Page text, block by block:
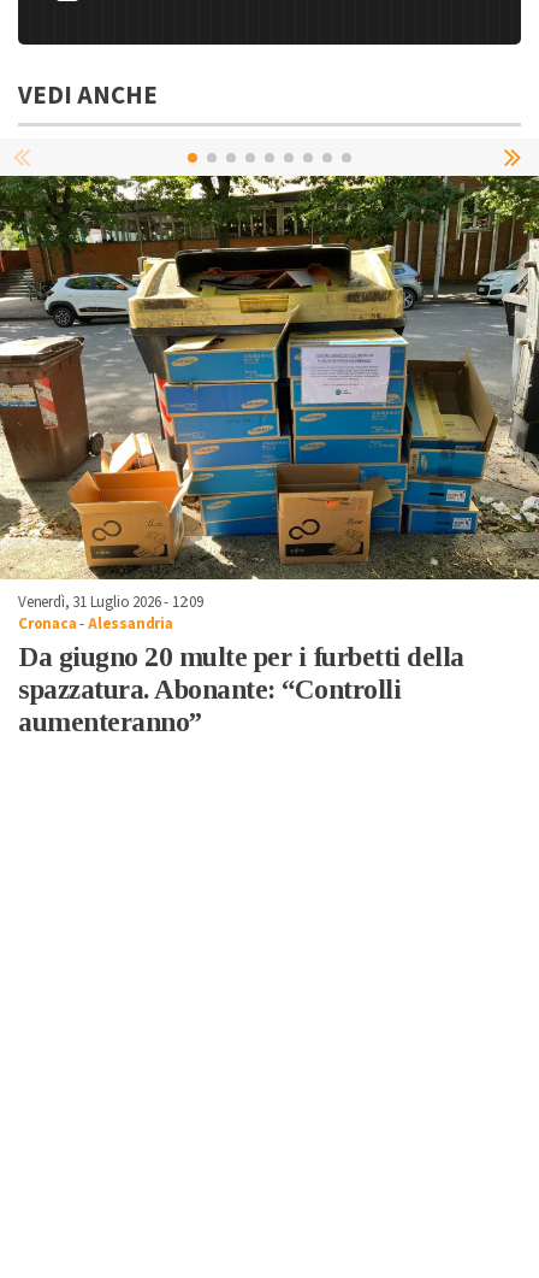
VEDI ANCHE
Venerdì, 31 Luglio 2026 - 12:09
Cronaca-Alessandria
Da giugno 20 multe per i furbetti della
spazzatura. Abonante: “Controlli
aumenteranno”